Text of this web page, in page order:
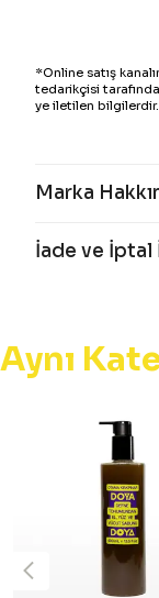
*Online satış
tedarikçisi
ye iletilen bilgilerdir.
Marka
İade ve İptal
Aynı